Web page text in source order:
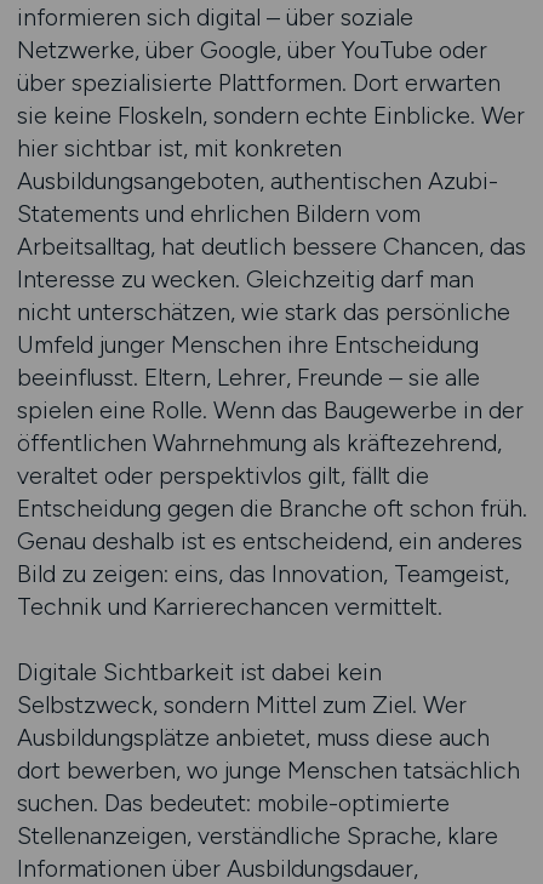
informieren sich digital – über soziale
Netzwerke, über Google, über YouTube oder
über spezialisierte Plattformen. Dort erwarten
sie keine Floskeln, sondern echte Einblicke. Wer
hier sichtbar ist, mit konkreten
Ausbildungsangeboten, authentischen Azubi-
Statements und ehrlichen Bildern vom
Arbeitsalltag, hat deutlich bessere Chancen, das
Interesse zu wecken. Gleichzeitig darf man
nicht unterschätzen, wie stark das persönliche
Umfeld junger Menschen ihre Entscheidung
beeinflusst. Eltern, Lehrer, Freunde – sie alle
spielen eine Rolle. Wenn das Baugewerbe in der
öffentlichen Wahrnehmung als kräftezehrend,
veraltet oder perspektivlos gilt, fällt die
Entscheidung gegen die Branche oft schon früh.
Genau deshalb ist es entscheidend, ein anderes
Bild zu zeigen: eins, das Innovation, Teamgeist,
Technik und Karrierechancen vermittelt.
Digitale Sichtbarkeit ist dabei kein
Selbstzweck, sondern Mittel zum Ziel. Wer
Ausbildungsplätze anbietet, muss diese auch
dort bewerben, wo junge Menschen tatsächlich
suchen. Das bedeutet: mobile-optimierte
Stellenanzeigen, verständliche Sprache, klare
Informationen über Ausbildungsdauer,